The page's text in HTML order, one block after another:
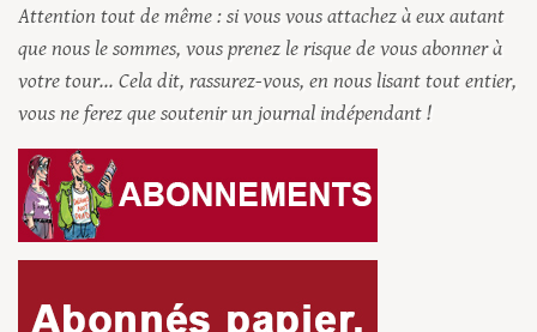
Attention tout de même : si vous vous attachez à eux autant
que nous le sommes, vous prenez le risque de vous abonner à
votre tour... Cela dit, rassurez-vous, en nous lisant tout entier,
vous ne ferez que soutenir un journal indépendant !